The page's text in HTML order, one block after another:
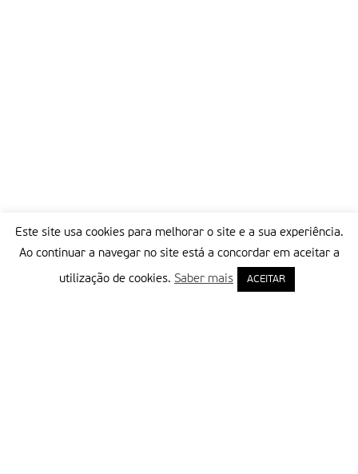
Este site usa cookies para melhorar o site e a sua experiência.
Ao continuar a navegar no site está a concordar em aceitar a
utilização de cookies. Saber mais ACEITAR